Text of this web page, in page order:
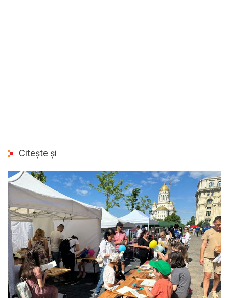
Citește și